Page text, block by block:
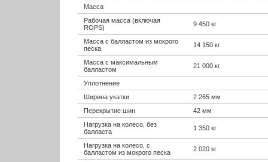
Масса
Рабочая масса (включая
ROPS)
9 450 кг
Масса с балластом из мокрого
песка
14 150 кг
Масса с максимальным
балластом
21 000 кг
Уплотнение
Ширина укатки
2 265 мм
Перекрытие шин
42 мм
Нагрузка на колесо, без
балласта
1 350 кг
Нагрузка на колесо, с
балластом из мокрого песка
2 020 кг